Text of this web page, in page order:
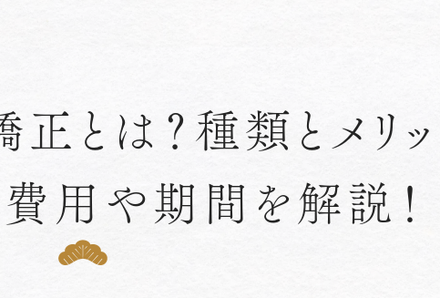
正とは？種類とメリッ
、費用や期間を解説！